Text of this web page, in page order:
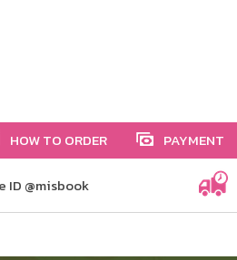
HOW TO ORDER PAYMENT
ID @misbook